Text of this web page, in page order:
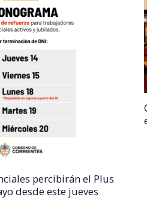
percibirán el Plus
desde este jueves